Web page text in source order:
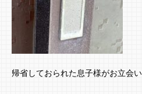
帰省しておられた息子様がお立会い